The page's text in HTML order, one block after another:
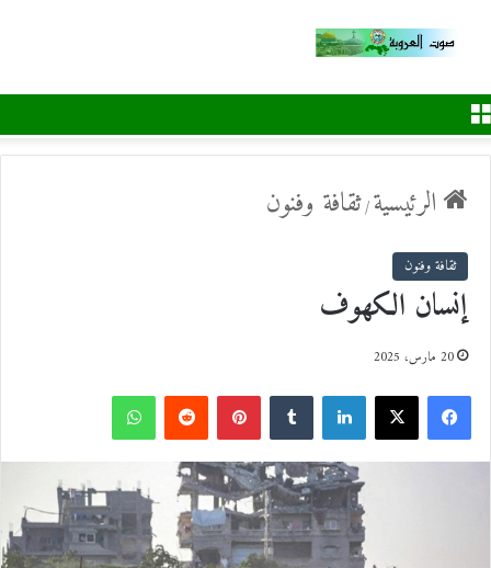
الرئيسية/ثقافة وفنون
ثقافة وفنون
إنسان الكهوف
20 مارس، 2025
ي
X
ي
ن
T
u
ي
ن
e
ت